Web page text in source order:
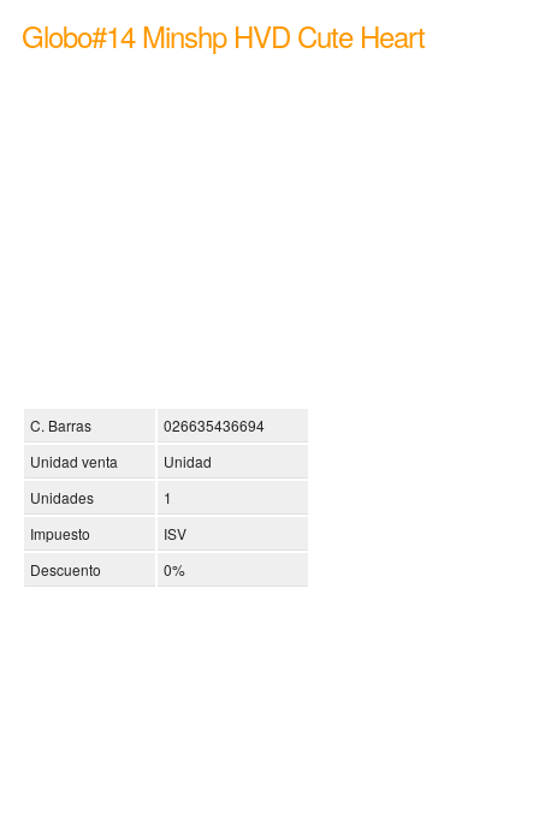
Globo#14 Minshp HVD Cute Heart
C. Barras
026635436694
Unidad venta
Unidad
Unidades
1
Impuesto
ISV
Descuento
0%